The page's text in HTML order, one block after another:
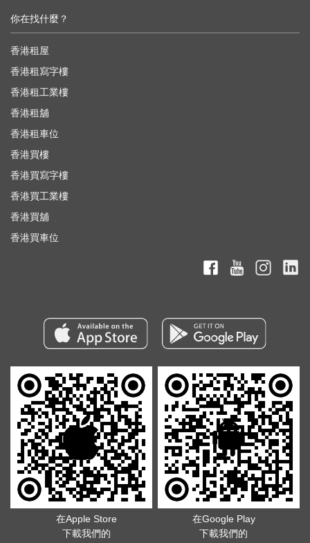
你在找什麼？
香港租屋
香港租寫字樓
香港租工業樓
香港租舖
香港租車位
香港買樓
香港買寫字樓
香港買工業樓
香港買舖
香港買車位
在Apple Store
下載我們的
在Google Play
下載我們的